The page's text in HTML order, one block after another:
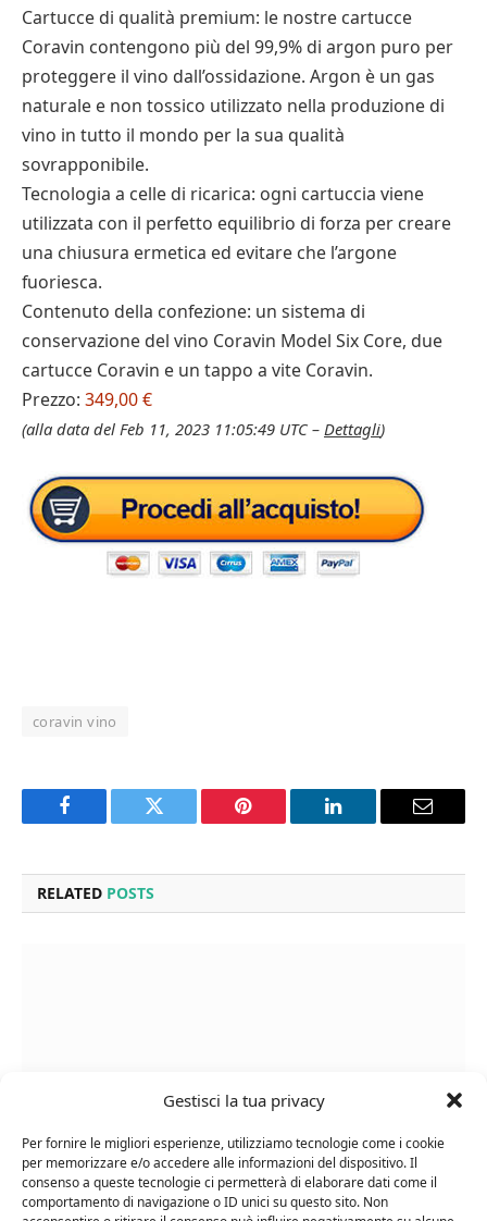
Gestisci la tua privacy
Per fornire le migliori esperienze, utilizziamo tecnologie come i cookie
per memorizzare e/o accedere alle informazioni del dispositivo. Il
consenso a queste tecnologie ci permetterà di elaborare dati come il
comportamento di navigazione o ID unici su questo sito. Non
Cartucce di qualità premium: le nostre cartucce
Coravin contengono più del 99,9% di argon puro per
proteggere il vino dall’ossidazione. Argon è un gas
naturale e non tossico utilizzato nella produzione di
vino in tutto il mondo per la sua qualità
sovrapponibile.
Tecnologia a celle di ricarica: ogni cartuccia viene
utilizzata con il perfetto equilibrio di forza per creare
una chiusura ermetica ed evitare che l’argone
fuoriesca.
Contenuto della confezione: un sistema di
conservazione del vino Coravin Model Six Core, due
cartucce Coravin e un tappo a vite Coravin.
Prezzo: 349,00 €
(alla data del Feb 11, 2023 11:05:49 UTC – Dettagli)
coravin vino
Facebook Twitter Pinterest LinkedIn Email
RELATED POSTS
Cipriani Arrigo, Vino Rosso Veneto IGT 2015,